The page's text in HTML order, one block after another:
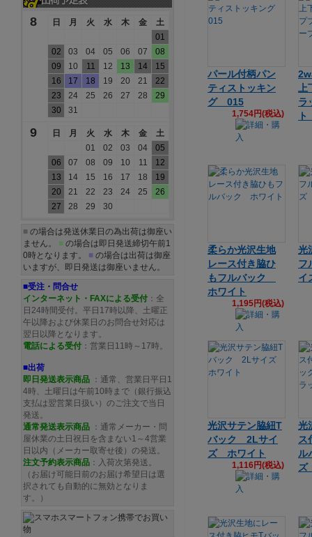
パール付柄パン
ティストッキン
グ 015
1,754円(税込)
ラ
柔らか光沢生地
レース付き脇ひ
もフルバック
ホワイト
1,195円(税込)
光
フ
イ
光沢サテン脇紐T
バック 2Lサイ
ズ ホワイト
1,116円(税込)
光
ス
ル
8 日 月 火 水 木 金
土
01
02
03 04 05 06 07
08
09
10 11 12 13 14
15
16
17 18 19 20 21
22
23
24 25 26 27 28
29
30
31
9 日 月 火 水 木 金
土
01
02 03 04
05
06
07 08 09 10 11
12
13
14 15 16 17 18
19
20
21 22 23 24 25
26
27
28 29 30
■ の場合は発送休業日の為出荷は御座い
ません。 ■ の場合は即日発送締切午前1
0時となります。 ■ の場合は出荷は御座
いますが、即日発送は御座いません。
■受注・問合せ
インターネット・FAXによる受付 ：全
日24時間受付。平日17時以降、土曜正
午以降および休業日のお問合せ対応は
翌日以降となります。
電話による受付 ：営業日11時～17時。
■出荷
即日発送表示商品 ：通常、営業日平日1
4時、土曜日は午前10時まで（銀行振込
支払は翌営業日扱い）のご注文で当日
発送。
通常発送表示商品 ：通常メーカー・問
屋休業の土日祝日を含まない1～4営業
日以内（メーカー取寄せ後）の発送。
注文予約表示商品 ：入荷次第発送。
（お届け可能日前のお届け希望日は選
択されても自動的に無効となりま
す。）